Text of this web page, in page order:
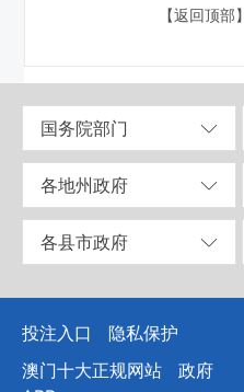
【返回顶部】
国务院部门
各地州政府
各县市政府
投注入口 隐私保护
澳门十大正规网站
政府